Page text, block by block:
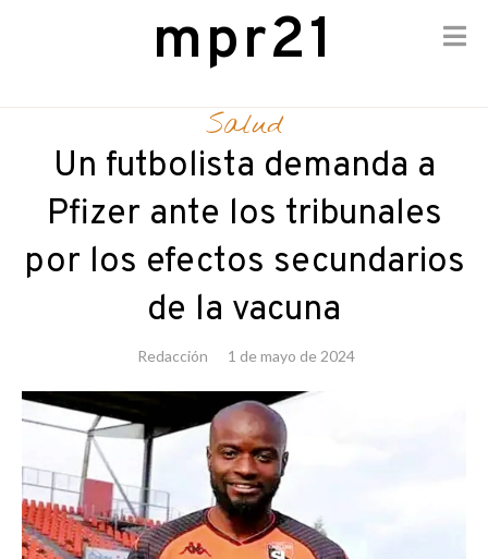
mpr21
Salud
Un futbolista demanda a
Pfizer ante los tribunales
por los efectos secundarios
de la vacuna
Redacción 1 de mayo de 2024